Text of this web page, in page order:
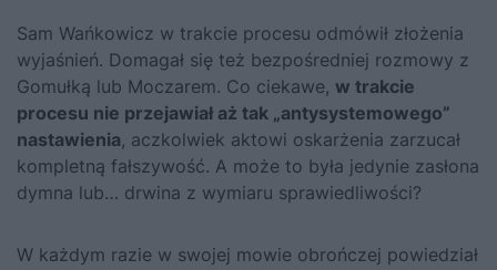
Sam Wańkowicz w trakcie procesu odmówił złożenia
wyjaśnień. Domagał się też bezpośredniej rozmowy z
Gomułką lub Moczarem. Co ciekawe, w trakcie
procesu nie przejawiał aż tak „antysystemowego”
nastawienia, aczkolwiek aktowi oskarżenia zarzucał
kompletną fałszywość. A może to była jedynie zasłona
dymna lub… drwina z wymiaru sprawiedliwości?
W każdym razie w swojej mowie obrończej powiedział